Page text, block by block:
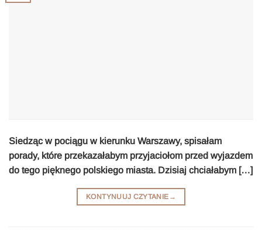
Siedząc w pociągu w kierunku Warszawy, spisałam
porady, które przekazałabym przyjaciołom przed wyjazdem
do tego pięknego polskiego miasta. Dzisiaj chciałabym […]
KONTYNUUJ CZYTANIE →